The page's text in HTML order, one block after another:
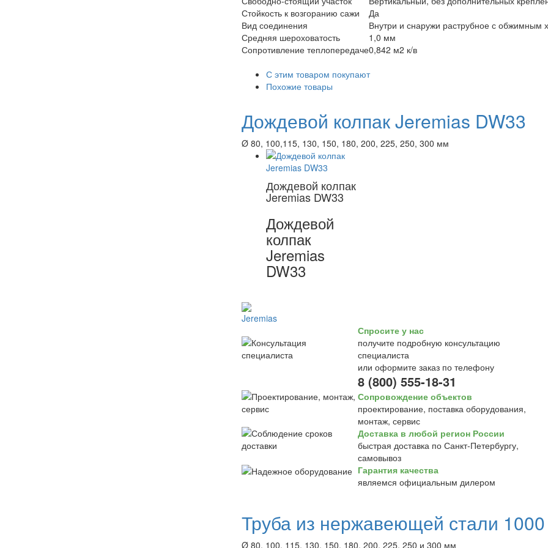
Стойкость к возгоранию сажи
Да
Вид соединения
Внутри и снаружи раструбное с обжимным
Средняя шероховатость
1,0 мм
Сопротивление теплопередаче0,842 м2 к/в
С этим товаром покупают
Похожие товары
Дождевой колпак Jeremias DW33
Ø 80, 100,115, 130, 150, 180, 200, 225, 250, 300 мм
Дождевой колпак
Jeremias DW33
Дождевой
колпак
Jeremias
DW33
Спросите у нас
получите подробную консультацию
специалиста
или оформите заказ по телефону
8 (800) 555-18-31
Сопровождение объектов
проектирование, поставка оборудования,
монтаж, сервис
Доставка в любой регион России
быстрая доставка по Санкт-Петербургу,
самовывоз
Гарантия качества
являемся официальным дилером
Труба из нержавеющей стали
Ø 80, 100, 115, 130, 150, 180, 200, 225, 250 и 300 мм